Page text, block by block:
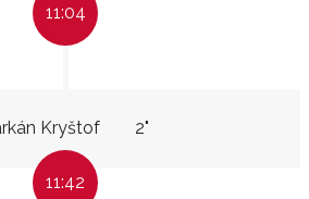
11:04
Kryštof 2"
11:42